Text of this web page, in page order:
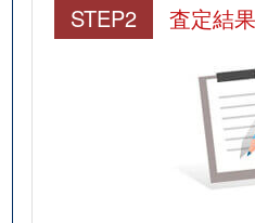
STEP2 査定結